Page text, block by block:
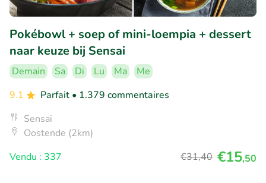
Pokébowl + soep of mini-loempia + dessert
naar keuze bij Sensai
Demain Sa Di Lu Ma
Me
9.1
Parfait • 1.379 commentaires
Sensai
Oostende (2km)
Vendu : 337
€31,40 €15,50